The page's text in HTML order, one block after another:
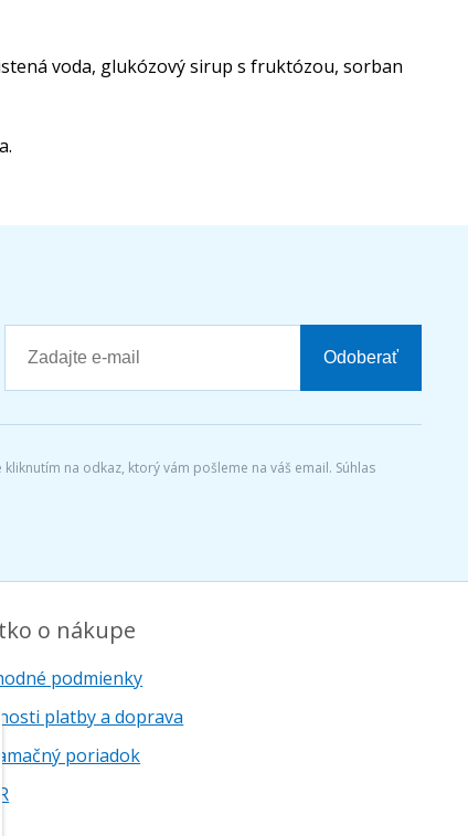
voda, glukózový sirup s fruktózou, sorban
Odoberať
na odkaz, ktorý vám pošleme na váš email. Súhlas
o nákupe
podmienky
platby a doprava
poriadok